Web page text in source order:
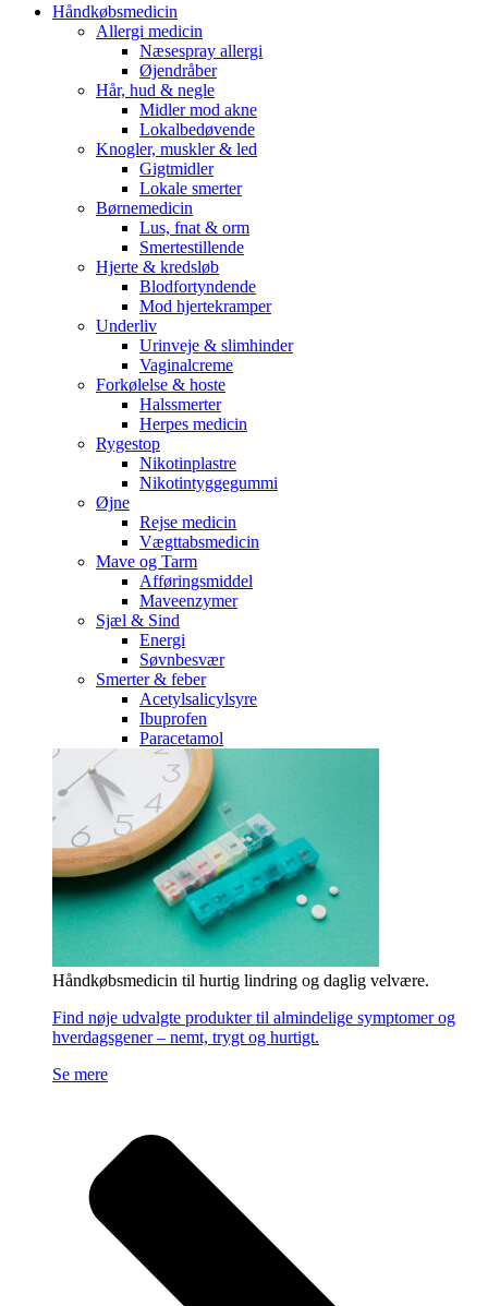
Håndkøbsmedicin
Allergi medicin
Næsespray allergi
Øjendråber
Hår, hud & negle
Midler mod akne
Lokalbedøvende
Knogler, muskler & led
Gigtmidler
Lokale smerter
Børnemedicin
Lus, fnat & orm
Smertestillende
Hjerte & kredsløb
Blodfortyndende
Mod hjertekramper
Underliv
Urinveje & slimhinder
Vaginalcreme
Forkølelse & hoste
Halssmerter
Herpes medicin
Rygestop
Nikotinplastre
Nikotintyggegummi
Øjne
Rejse medicin
Vægttabsmedicin
Mave og Tarm
Afføringsmiddel
Maveenzymer
Sjæl & Sind
Energi
Søvnbesvær
Smerter & feber
Acetylsalicylsyre
Ibuprofen
Paracetamol
Håndkøbsmedicin til hurtig lindring og daglig velvære.
Find nøje udvalgte produkter til almindelige symptomer og
hverdagsgener – nemt, trygt og hurtigt.
Se mere